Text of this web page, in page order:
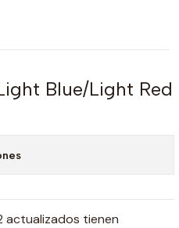
Blue/Light Red
actualizados tienen